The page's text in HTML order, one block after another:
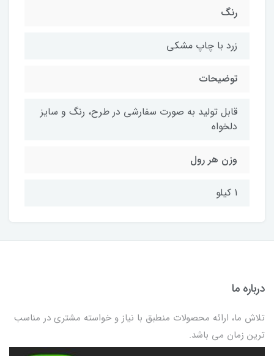
رنگ
زرد با چاپ مشکی
توضیحات
قابل تولید به صورت سفارشی در طرح، رنگ و سایز
دلخواه
وزن هر رول
1 کیلو
درباره ما
تلاش ما، ارائه محصولات منطبق با نیاز و خواسته مشتری در مناسب
ترین زمان می باشد.